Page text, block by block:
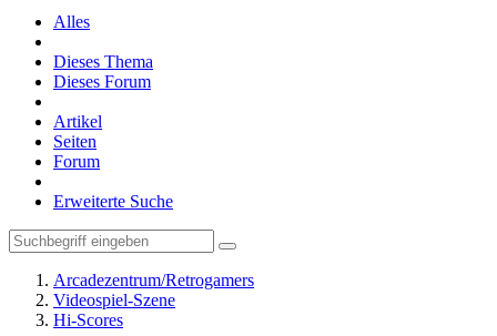
Alles
Dieses Thema
Dieses Forum
Artikel
Seiten
Forum
Erweiterte Suche
Arcadezentrum/Retrogamers
Videospiel-Szene
Hi-Scores